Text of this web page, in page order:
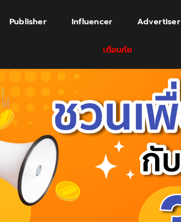
Publisher Influencer Advertiser
เตือนภัย